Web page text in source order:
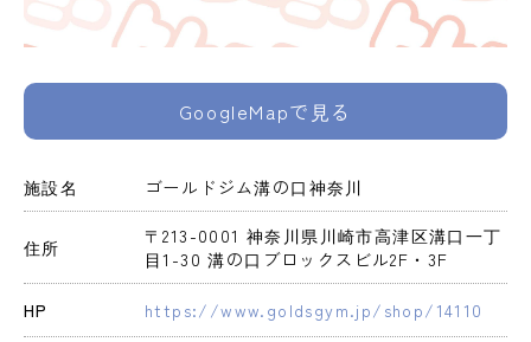
GoogleMapで見る
施設名 ゴールドジム溝の口神奈川
住所
〒213-0001 神奈川県川崎市高津区溝口一丁
目1-30 溝の口ブロックスビル2F・3F
HP https://www.goldsgym.jp/shop/14110